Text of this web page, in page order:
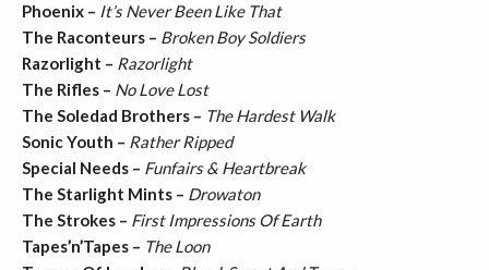
Phoenix – It’s Never Been Like That
The Raconteurs – Broken Boy Soldiers
Razorlight – Razorlight
The Rifles – No Love Lost
The Soledad Brothers – The Hardest Walk
Sonic Youth – Rather Ripped
Special Needs – Funfairs & Heartbreak
The Starlight Mints – Drowaton
The Strokes – First Impressions Of Earth
Tapes’n’Tapes – The Loon